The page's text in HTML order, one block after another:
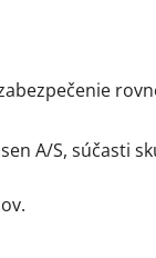
A/S, súčasti